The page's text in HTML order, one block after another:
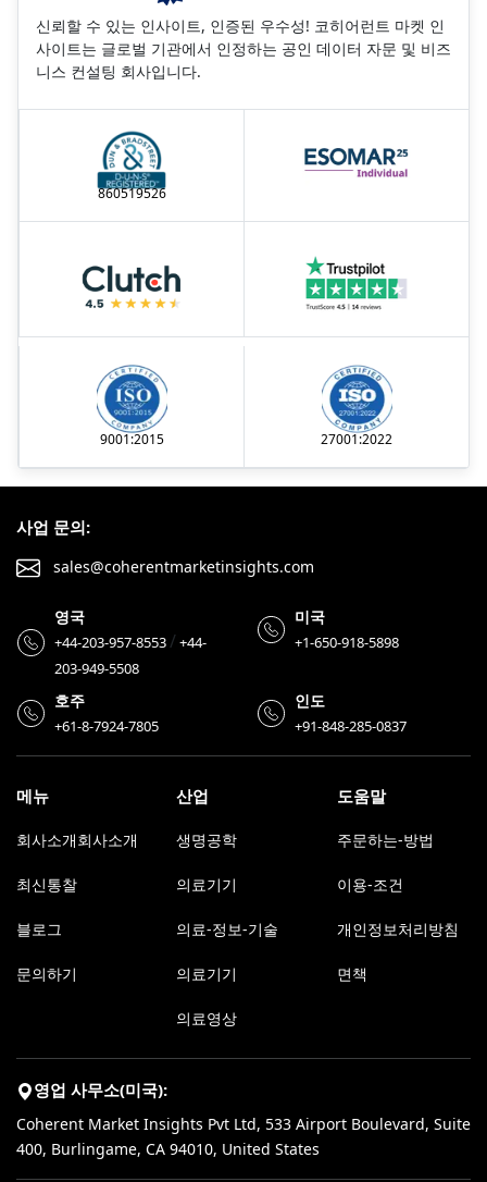
신뢰할 수 있는 인사이트, 인증된 우수성! 코히어런트 마켓 인
사이트는 글로벌 기관에서 인정하는 공인 데이터 자문 및 비즈
니스 컨설팅 회사입니다.
860519526
9001:2015 27001:2022
사업 문의:
sales@coherentmarketinsights.com
영국
+44-203-957-8553/+44-
203-949-5508
미국
+1-650-918-5898
호주
+61-8-7924-7805
인도
+91-848-285-0837
메뉴
회사소개회사소개
최신통찰
블로그
문의하기
산업
생명공학
의료기기
의료-정보-기술
의료기기
의료영상
도움말
주문하는-방법
이용-조건
개인정보처리방침
면책
영업 사무소(미국):
Coherent Market Insights Pvt Ltd, 533 Airport Boulevard, Suite
400, Burlingame, CA 94010, United States